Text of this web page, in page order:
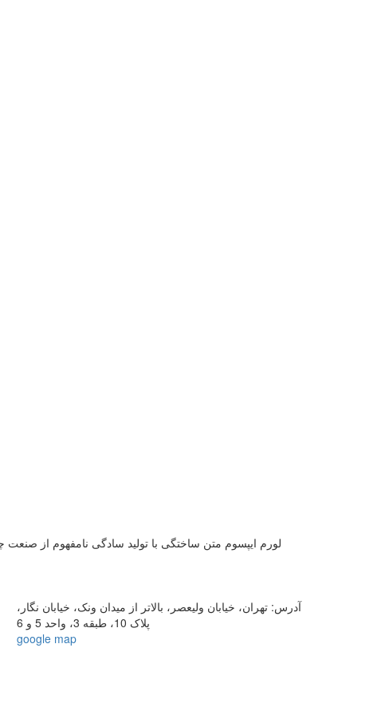
لورم ایپسوم متن ساختگی با تولید سادگی نامفهوم از
آدرس: تهران، خیابان ولیعصر، بالاتر از میدان ونک، خیابان نگار،
پلاک 10، طبقه 3، واحد 5 و 6
google map